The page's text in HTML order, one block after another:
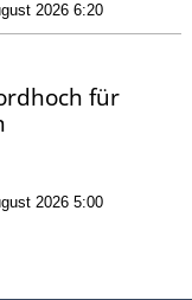
2026 6:20
für
2026 5:00